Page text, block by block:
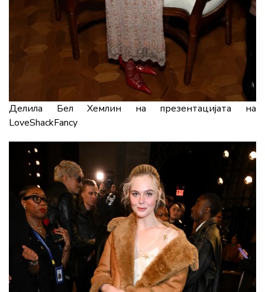
Делила Бел Хемлин на презентацијата на
LoveShackFancy